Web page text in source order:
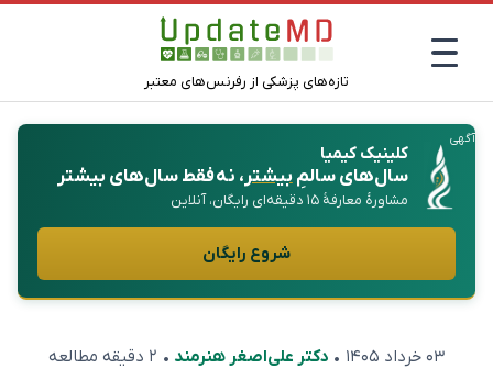
تازه‌های پزشکی از رفرنس‌های معتبر
آگهی
کلینیک کیمیا
سال‌های سالمِبیشتر، نه فقط سال‌های بیشتر
مشاورهٔ معارفهٔ ۱۵ دقیقه‌ای رایگان، آنلاین
شروع رایگان
۰۳ خرداد ۱۴۰۵ • دکتر علی‌اصغر هنرمند • ۲ دقیقه مطالعه